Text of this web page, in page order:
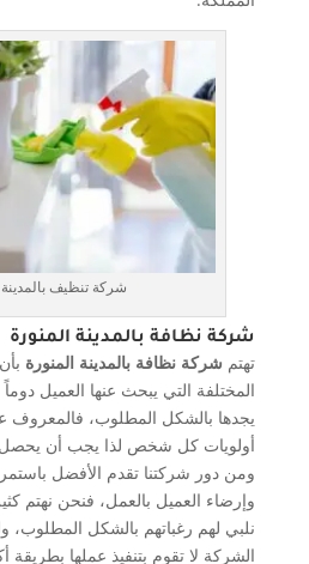
شركة تنظيف بالمدينة
شركة نظافة بالمدينة المنورة
تهتم شركة نظافة بالمدينة المنورة
المختلفة التي يبحث عنها العميل
يجدها بالشكل المطلوب، فالمعروف
أولويات كل شخص لذا يجب أن يحصل
ومن دور شركتنا تقدم الأفضل
وإرضاء العميل بالعمل، فنحن نهتم
نلبي لهم رغباتهم بالشكل المطلوب،
الشركة لا تقوم بتنفيذ عملها بطريقة